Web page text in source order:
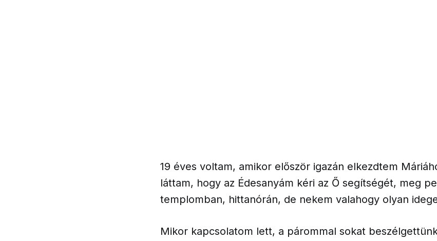
19 éves voltam, amikor először igazán elkezdtem
láttam, hogy az Édesanyám kéri az Ő segítségét, meg
templomban, hittanórán, de nekem valahogy olyan
Mikor kapcsolatom lett, a párommal sokat